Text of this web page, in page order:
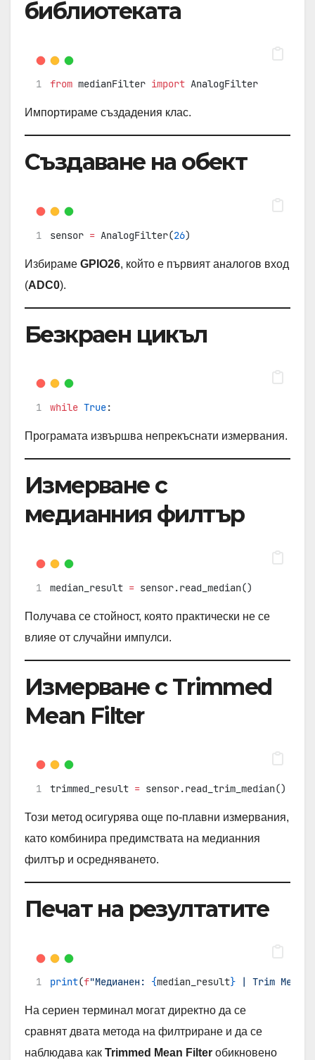
библиотеката
from medianFilter import AnalogFilter
Импортираме създадения клас.
Създаване на обект
sensor = AnalogFilter(26)
Избираме GPIO26, който е първият аналогов вход
(ADC0).
Безкраен цикъл
while True:
Програмата извършва непрекъснати измервания.
Измерване с
медианния филтър
median_result = sensor.read_median()
Получава се стойност, която практически не се
влияе от случайни импулси.
Измерване с Trimmed
Mean Filter
trimmed_result = sensor.read_trim_median()
Този метод осигурява още по-плавни измервания,
като комбинира предимствата на медианния
филтър и осредняването.
Печат на резултатите
print(f"Медианен: {median_result} | Trim
На сериен терминал могат директно да се
сравнят двата метода на филтриране и да се
наблюдава как Trimmed Mean Filter обикновено